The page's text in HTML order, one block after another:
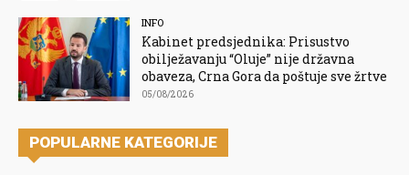
INFO
Kabinet predsjednika: Prisustvo
obilježavanju “Oluje” nije državna
obaveza, Crna Gora da poštuje sve žrtve
05/08/2026
POPULARNE KATEGORIJE